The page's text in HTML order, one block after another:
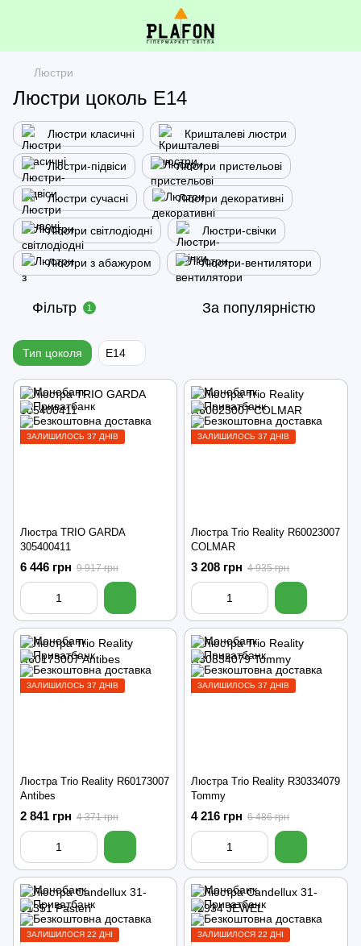
Люстри
Люстри цоколь Е14
Люстри класичні Кришталеві люстри
Люстри-підвіси Люстри пристельові
Люстри сучасні Люстри декоративні
Люстри світлодіодні Люстри-свічки
Люстри з абажуром Люстри-вентилятори
Фільтр 1 За популярністю
Тип цоколя E14
ЗАЛИШИЛОСЬ 37 ДНІВ
Люстра TRIO GARDA
305400411
6 446 грн 9 917 грн
ЗАЛИШИЛОСЬ 37 ДНІВ
Люстра Trio Reality R60023007
COLMAR
3 208 грн 4 935 грн
ЗАЛИШИЛОСЬ 37 ДНІВ
Люстра Trio Reality R60173007
Antibes
2 841 грн 4 371 грн
ЗАЛИШИЛОСЬ 37 ДНІВ
Люстра Trio Reality R30334079
Tommy
4 216 грн 6 486 грн
ЗАЛИШИЛОСЯ 22 ДНІ ЗАЛИШИЛОСЯ 22 ДНІ